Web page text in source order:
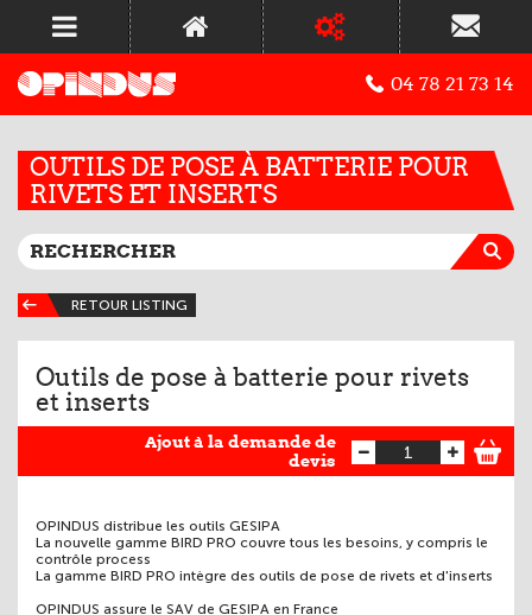
04 78 21 73 14
OUTILS DE POSE À BATTERIE POUR
RIVETS ET INSERTS
RETOUR LISTING
Outils de pose à batterie pour rivets
et inserts
Ajout à la demande de
devis
OPINDUS distribue les outils GESIPA
La nouvelle gamme BIRD PRO couvre tous les besoins, y compris le
contrôle process
La gamme BIRD PRO intègre des outils de pose de rivets et d'inserts
OPINDUS assure le SAV de GESIPA en France